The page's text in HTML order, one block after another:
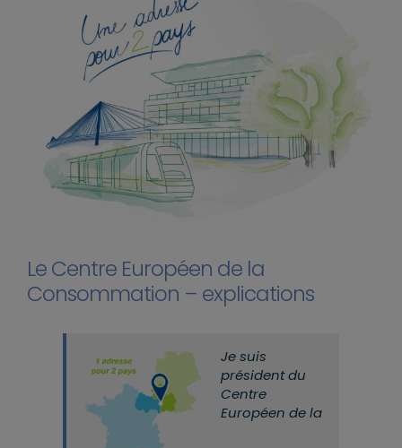
Le Centre Européen de la
Consommation – explications
Je suis
président du
Centre
Européen de la